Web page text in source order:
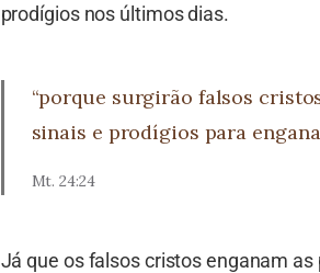
prodígios nos últimos dias.
“porque surgirão falsos
sinais e prodígios para
Mt. 24:24
Já que os falsos cristos enganam